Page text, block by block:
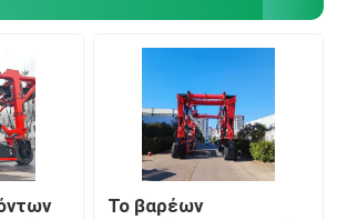
Το βαρέων